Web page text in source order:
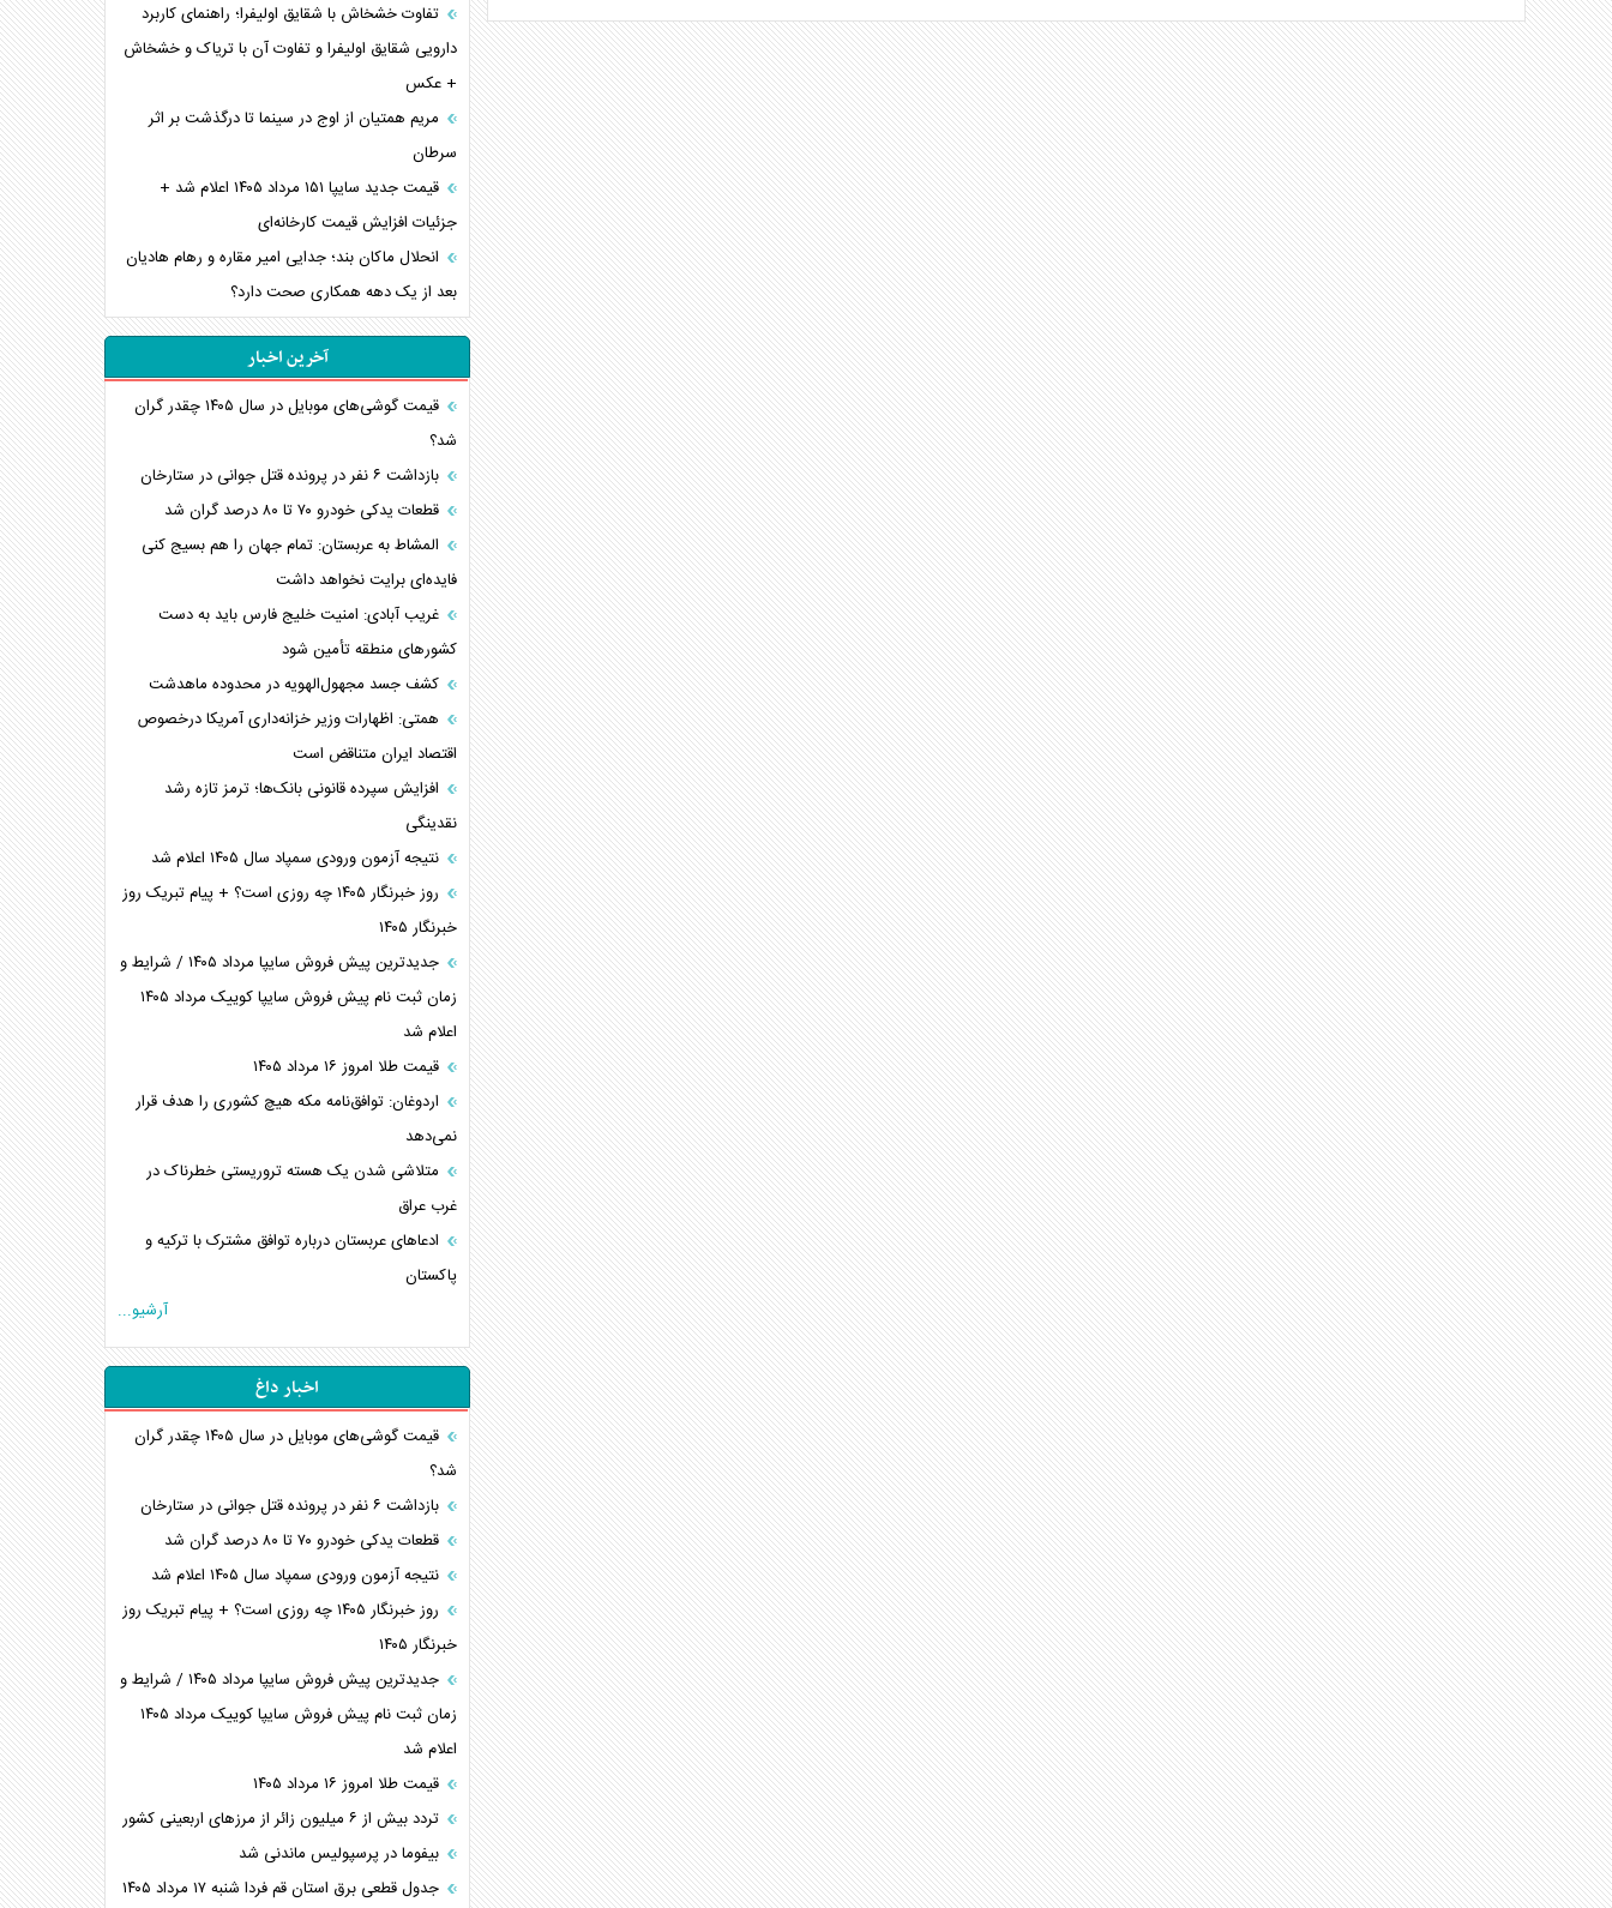
تفاوت خشخاش با شقایق اولیفرا؛ راهنمای کاربرد
دارویی شقایق اولیفرا و تفاوت آن با تریاک و خشخاش
+ عکس
مریم همتیان از اوج در سینما تا درگذشت بر اثر
سرطان
قیمت جدید سایپا ۱۵۱ مرداد ۱۴۰۵ اعلام شد +
جزئیات افزایش قیمت کارخانه‌ای
انحلال ماکان بند؛ جدایی امیر مقاره و رهام هادیان
بعد از یک دهه همکاری صحت دارد؟
آخرین اخبار
قیمت گوشی‌های موبایل در سال ۱۴۰۵ چقدر گران
شد؟
بازداشت ۶ نفر در پرونده قتل جوانی در ستارخان
قطعات یدکی خودرو ۷۰ تا ۸۰ درصد گران شد
المشاط به عربستان: تمام جهان را هم بسیج کنی
فایده‌ای برایت نخواهد داشت
غریب آبادی: امنیت خلیج فارس باید به دست
کشورهای منطقه تأمین شود
کشف جسد مجهول‌الهویه در محدوده ماهدشت
همتی: اظهارات وزیر خزانه‌داری آمریکا درخصوص
اقتصاد ایران متناقض است
افزایش سپرده قانونی بانک‌ها؛ ترمز تازه رشد
نقدینگی
نتیجه آزمون ورودی سمپاد سال ۱۴۰۵ اعلام شد
روز خبرنگار ۱۴۰۵ چه روزی است؟ + پیام تبریک روز
خبرنگار ۱۴۰۵
جدیدترین پیش فروش سایپا مرداد ۱۴۰۵ / شرایط و
زمان ثبت نام پیش فروش سایپا کوییک مرداد ۱۴۰۵
اعلام شد
قیمت طلا امروز ۱۶ مرداد ۱۴۰۵
اردوغان: توافق‌نامه مکه هیچ کشوری را هدف قرار
نمی‌دهد
متلاشی شدن یک هسته تروریستی خطرناک در
غرب عراق
ادعاهای عربستان درباره توافق مشترک با ترکیه و
پاکستان
آرشیو...
اخبار داغ
قیمت گوشی‌های موبایل در سال ۱۴۰۵ چقدر گران
شد؟
بازداشت ۶ نفر در پرونده قتل جوانی در ستارخان
قطعات یدکی خودرو ۷۰ تا ۸۰ درصد گران شد
نتیجه آزمون ورودی سمپاد سال ۱۴۰۵ اعلام شد
روز خبرنگار ۱۴۰۵ چه روزی است؟ + پیام تبریک روز
خبرنگار ۱۴۰۵
جدیدترین پیش فروش سایپا مرداد ۱۴۰۵ / شرایط و
زمان ثبت نام پیش فروش سایپا کوییک مرداد ۱۴۰۵
اعلام شد
قیمت طلا امروز ۱۶ مرداد ۱۴۰۵
تردد بیش از ۶ میلیون زائر از مرزهای اربعینی کشور
بیفوما در پرسپولیس ماندنی شد
جدول قطعی برق استان قم فردا شنبه ۱۷ مرداد ۱۴۰۵